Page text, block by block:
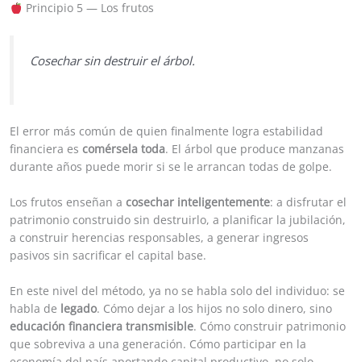
Principio 5 — Los frutos
Cosechar sin destruir el árbol.
El error más común de quien finalmente logra estabilidad
financiera escomérsela toda. El árbol que produce manzanas
durante años puede morir si se le arrancan todas de golpe.
Los frutos enseñan acosechar inteligentemente: a disfrutar el
patrimonio construido sin destruirlo, a planificar la jubilación,
a construir herencias responsables, a generar ingresos
pasivos sin sacrificar el capital base.
En este nivel del método, ya no se habla solo del individuo: se
habla de legado. Cómo dejar a los hijos no solo dinero, sino
educación financiera transmisible. Cómo construir patrimonio
que sobreviva a una generación. Cómo participar en la